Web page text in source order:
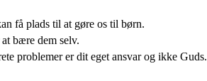
få plads til at gøre os til børn.
bære dem selv.
problemer er dit eget ansvar og ikke Guds.